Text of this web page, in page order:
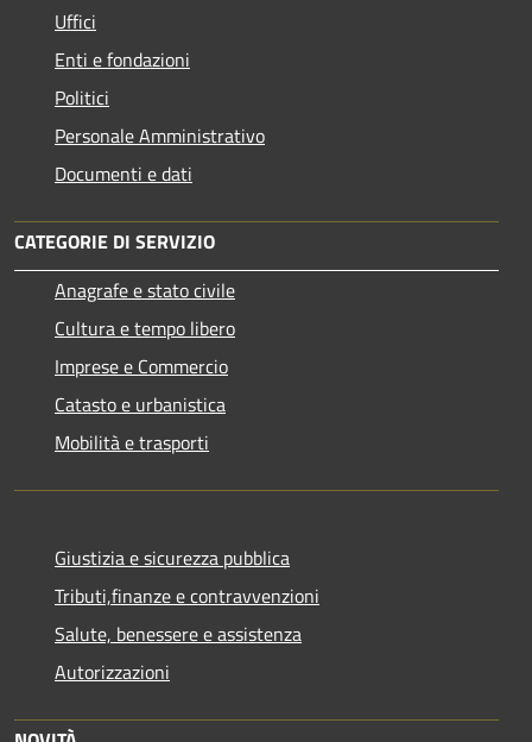
Uffici
Enti e fondazioni
Politici
Personale Amministrativo
Documenti e dati
CATEGORIE DI SERVIZIO
Anagrafe e stato civile
Cultura e tempo libero
Imprese e Commercio
Catasto e urbanistica
Mobilità e trasporti
Giustizia e sicurezza pubblica
Tributi,finanze e contravvenzioni
Salute, benessere e assistenza
Autorizzazioni